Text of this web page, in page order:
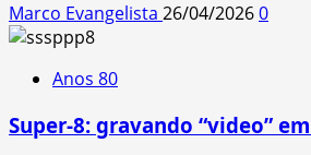
Marco Evangelista 26/04/20260
Anos 80
Super-8: gravando “video”